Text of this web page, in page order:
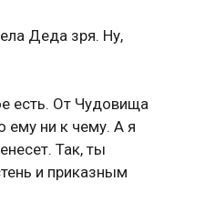
Деда зря. Ну,
есть. От Чудовища
ему ни к чему. А я
Так, ты
и приказным